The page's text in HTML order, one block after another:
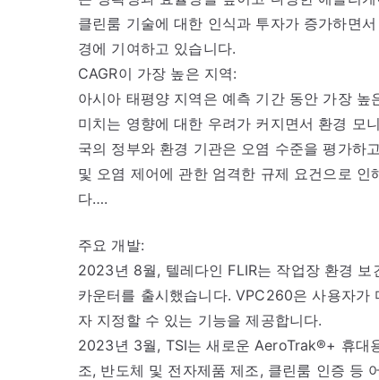
클린룸 기술에 대한 인식과 투자가 증가하면
경에 기여하고 있습니다.
CAGR이 가장 높은 지역:
아시아 태평양 지역은 예측 기간 동안 가장
미치는 영향에 대한 우려가 커지면서 환경 모
국의 정부와 환경 기관은 오염 수준을 평가하
및 오염 제어에 관한 엄격한 규제 요건으로
다….
주요 개발:
2023년 8월, 텔레다인 FLIR는 작업장 환경
카운터를 출시했습니다. VPC260은 사용자
자 지정할 수 있는 기능을 제공합니다.
2023년 3월, TSI는 새로운 AeroTrak®+ 휴대
조, 반도체 및 전자제품 제조, 클린룸 인증 등